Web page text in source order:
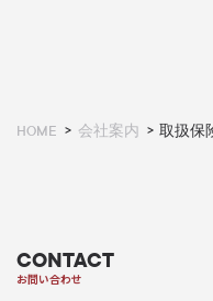
HOME 会社案内 取扱保
CONTACT
お問い合わせ